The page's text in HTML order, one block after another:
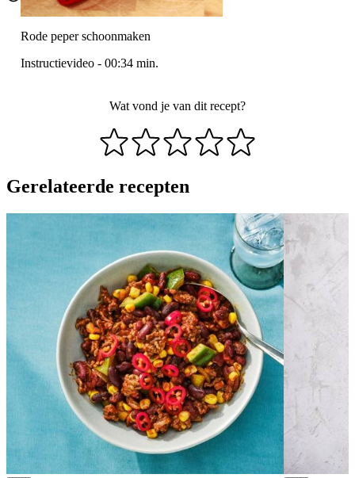
Rode peper schoonmaken
Instructievideo - 00:34 min.
Wat vond je van dit recept?
Gerelateerde recepten